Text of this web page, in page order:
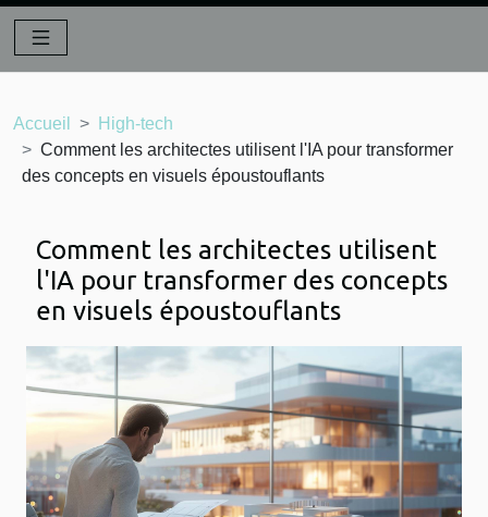
Accueil
High-tech
Comment les architectes utilisent l'IA pour transformer
des concepts en visuels époustouflants
Comment les architectes utilisent
l'IA pour transformer des concepts
en visuels époustouflants